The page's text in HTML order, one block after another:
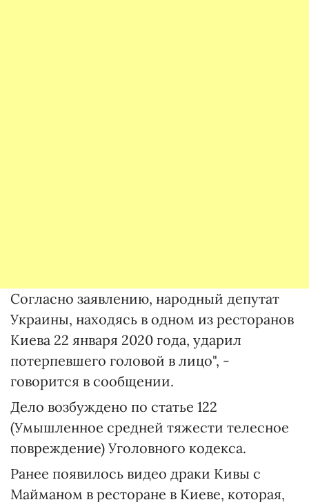
Согласно заявлению, народный депутат
Украины, находясь в одном из ресторанов
Киева 22 января 2020 года, ударил
потерпевшего головой в лицо", -
говорится в сообщении.
Дело возбуждено по статье 122
(Умышленное средней тяжести телесное
повреждение) Уголовного кодекса.
Ранее появилось видео драки Кивы с
Майманом в ресторане в Киеве, которая,